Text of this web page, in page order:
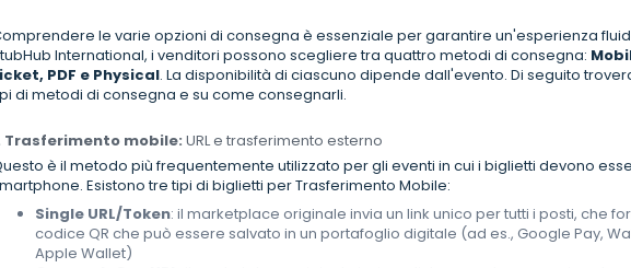
le varie opzioni di consegna è essenziale per garantire un'esperienza
International, i venditori possono scegliere tra quattro metodi di consegna:
PDF e Physical. La disponibilità di ciascuno dipende dall'evento. Di seguito
di metodi di consegna e su come consegnarli.
Trasferimento mobile: URL e trasferimento esterno
è il metodo più frequentemente utilizzato per gli eventi in cui i biglietti devono
Esistono tre tipi di biglietti per Trasferimento Mobile:
Single URL/Token: il marketplace originale invia un link unico per tutti i posti, che
codice QR che può essere salvato in un portafoglio digitale (ad es., Google Pay,
Apple Wallet)